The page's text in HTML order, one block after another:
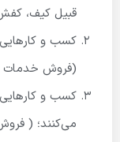
قبیل کیف،
کسب و
(فروش خدمات
کسب و
می‌کنند؛ (